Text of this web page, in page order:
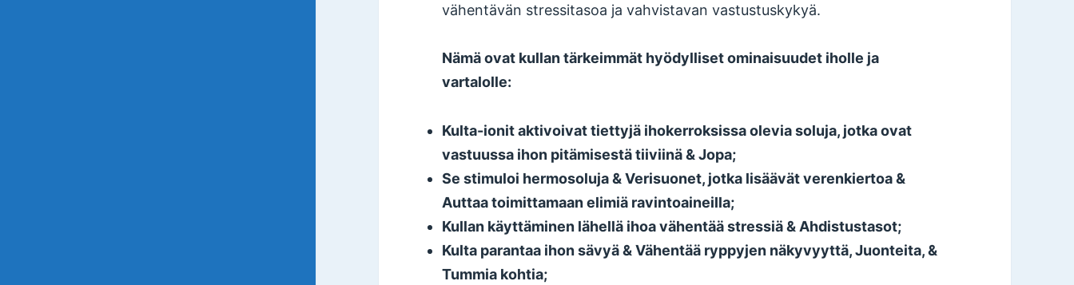
vähentävän stressitasoa ja vahvistavan vastustuskykyä.
Nämä ovat kullan tärkeimmät hyödylliset ominaisuudet iholle ja
vartalolle:
Kulta-ionit aktivoivat tiettyjä ihokerroksissa olevia soluja, jotka ovat
vastuussa ihon pitämisestä tiiviinä & Jopa;
Se stimuloi hermosoluja & Verisuonet, jotka lisäävät verenkiertoa &
Auttaa toimittamaan elimiä ravintoaineilla;
Kullan käyttäminen lähellä ihoa vähentää stressiä & Ahdistustasot;
Kulta parantaa ihon sävyä & Vähentää ryppyjen näkyvyyttä, Juonteita, &
Tummia kohtia;